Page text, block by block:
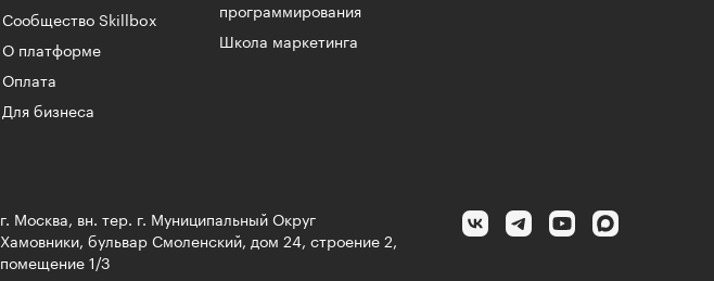
Сообщество Skillbox
О платформе
Оплата
Для бизнеса
программирования
Школа маркетинга
г. Москва, вн. тер. г. Муниципальный Округ
Хамовники, бульвар Смоленский, дом 24, строение 2,
помещение 1/3